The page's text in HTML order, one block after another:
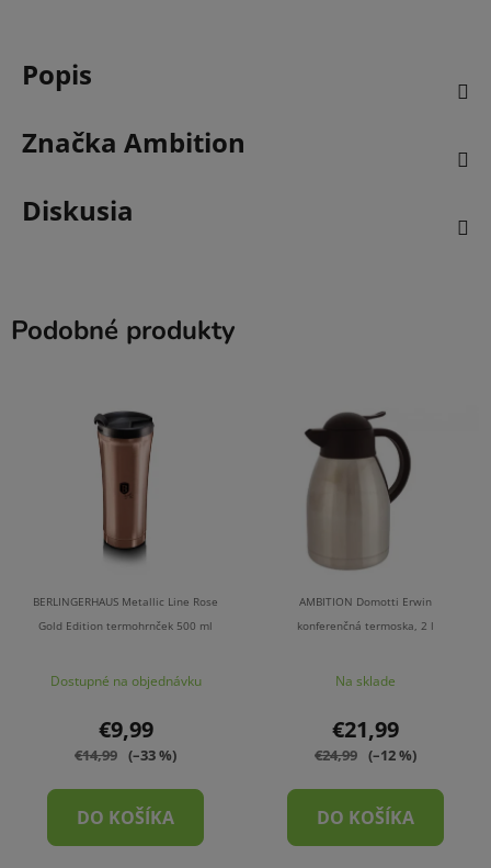
Popis
Značka Ambition
Diskusia
Podobné produkty
BERLINGERHAUS Metallic Line Rose
Gold Edition termohrnček 500 ml
Dostupné na objednávku
€9,99
€14,99 (–33 %)
DO KOŠÍKA
AMBITION Domotti Erwin
konferenčná termoska, 2 l
Na sklade
€21,99
€24,99 (–12 %)
DO KOŠÍKA